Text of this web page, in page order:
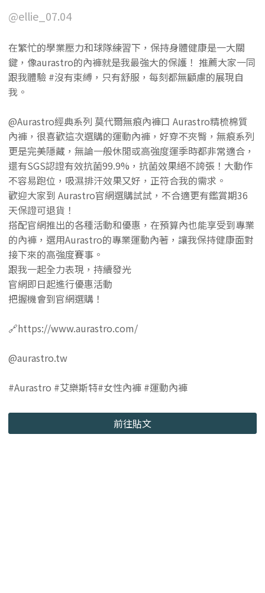
@ellie_07.04
在繁忙的學業壓力和球隊練習下，保持身體健康是一大關
鍵，像aurastro的內褲就是我最強大的保護！ 推薦大家一同
跟我體驗 #沒有束縛，只有舒服，每刻都無顧慮的展現自
我。
@Aurastro經典系列 莫代爾無痕內褲口 Aurastro精梳棉質
內褲，很喜歡這次選購的運動內褲，好穿不夾臀，無痕系列
更是完美隱藏，無論一般休閒或高強度運季時都非常適合，
還有SGS認證有效抗菌99.9%，抗菌效果絕不誇張！大動作
不容易跑位，吸濕排汗效果又好，正符合我的需求。
歡迎大家到 Aurastro官網選購試試，不合適更有鑑賞期36
天保證可退貨！
搭配官網推出的各種活動和優惠，在預算內也能享受到專業
的內褲，選用Aurastro的專業運動內著，讓我保持健康面對
接下來的高強度賽事。
跟我一起全力表現，持續發光
官網即日起進行優惠活動
把握機會到官網選購！
🔗https://www.aurastro.com/
@aurastro.tw
#Aurastro #艾樂斯特#女性內褲 #運動內褲
前往貼文